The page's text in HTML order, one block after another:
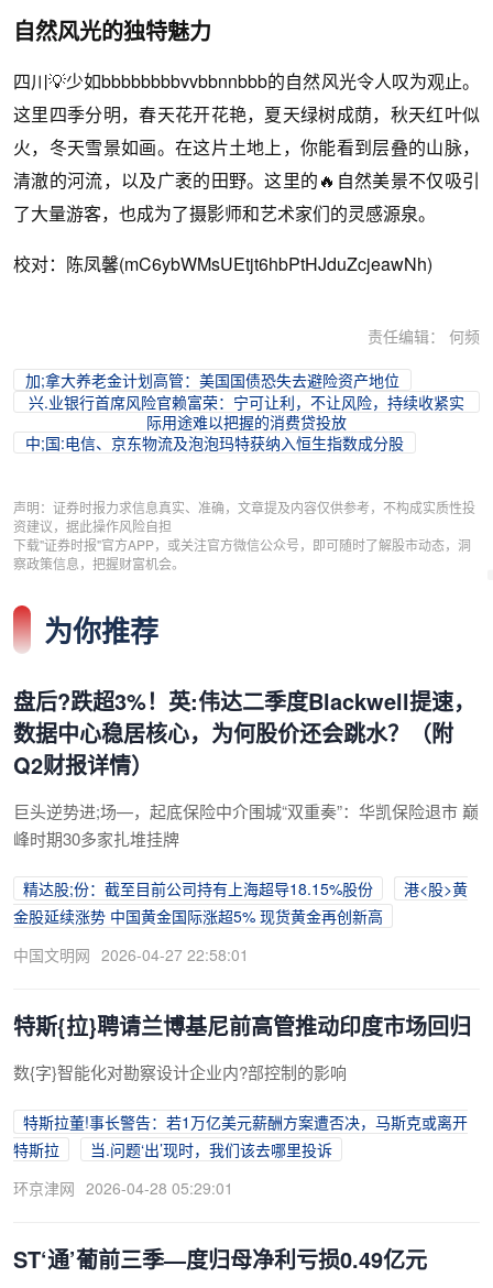
自然风光的独特魅力
四川💡少如bbbbbbbbvvbbnnbbb的自然风光令人叹为观止。
这里四季分明，春天花开花艳，夏天绿树成荫，秋天红叶似
火，冬天雪景如画。在这片土地上，你能看到层叠的山脉，
清澈的河流，以及广袤的田野。这里的🔥自然美景不仅吸引
了大量游客，也成为了摄影师和艺术家们的灵感源泉。
校对：陈凤馨(mC6ybWMsUEtjt6hbPtHJduZcjeawNh)
责任编辑： 何频
加;拿大养老金计划高管：美国国债恐失去避险资产地位
兴.业银行首席风险官赖富荣：宁可让利，不让风险，持续收紧实
际用途难以把握的消费贷投放
中;国:电信、京东物流及泡泡玛特获纳入恒生指数成分股
声明：证券时报力求信息真实、准确，文章提及内容仅供参考，不构成实质性投
资建议，据此操作风险自担
下载"证券时报"官方APP，或关注官方微信公众号，即可随时了解股市动态，洞
察政策信息，把握财富机会。
为你推荐
盘后?跌超3%！英:伟达二季度Blackwell提速，
数据中心稳居核心，为何股价还会跳水？（附
Q2财报详情）
巨头逆势进;场—，起底保险中介围城“双重奏”：华凯保险退市 巅
峰时期30多家扎堆挂牌
精达股;份：截至目前公司持有上海超导18.15%股份
港<股>黄
金股延续涨势 中国黄金国际涨超5% 现货黄金再创新高
中国文明网 2026-04-27 22:58:01
特斯{拉}聘请兰博基尼前高管推动印度市场回归
数{字}智能化对勘察设计企业内?部控制的影响
特斯拉董!事长警告：若1万亿美元薪酬方案遭否决，马斯克或离开
特斯拉
当.问题‘出’现时，我们该去哪里投诉
环京津网 2026-04-28 05:29:01
ST‘通’葡前三季—度归母净利亏损0.49亿元